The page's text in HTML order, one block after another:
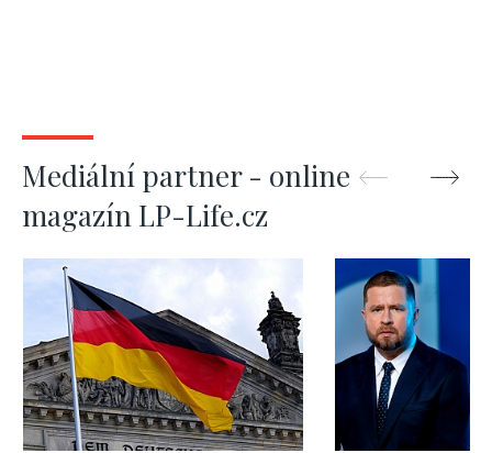
Mediální partner - online
magazín LP-Life.cz